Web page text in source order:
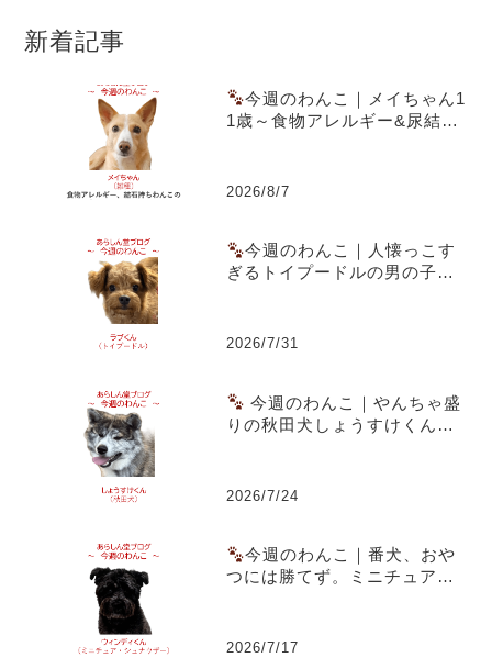
新着記事
今週のわんこ｜メイちゃん1
1歳～食物アレルギー&尿結石
2026/8/7
今週のわんこ｜人懐っこす
ぎるトイプードルの男の子ラ
2026/7/31
今週のわんこ｜やんちゃ盛
りの秋田犬しょうすけくん～
2026/7/24
今週のわんこ｜番犬、おや
つには勝てず。ミニチュア・
2026/7/17